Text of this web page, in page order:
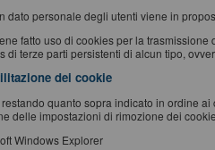
dato personale degli utenti viene in
fatto uso di cookies per la
di terze parti persistenti di alcun tipo,
dei cookie
restando quanto sopra indicato in ordine
delle impostazioni di rimozione dei
Windows Explorer